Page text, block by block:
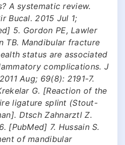
A systematic review.
Bucal. 2015 Jul 1;
5. Gordon PE, Lawler
TB. Mandibular fracture
status are associated
complications. J
Aug; 69(8): 2191-7.
G. [Reaction of the
ligature splint (Stout-
Dtsch Zahnarztl Z.
[PubMed] 7. Hussain S.
of mandibular